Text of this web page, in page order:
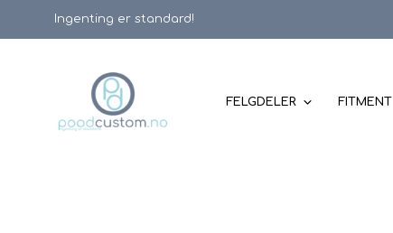
Ingenting er standard!
FELGDELER FITMENT